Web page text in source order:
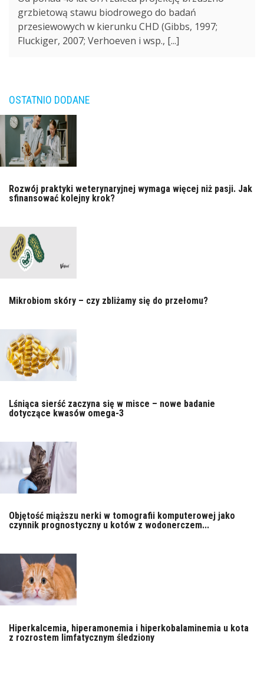
grzbietową stawu biodrowego do badań
przesiewowych w kierunku CHD (Gibbs, 1997;
Fluckiger, 2007; Verhoeven i wsp., [...]
OSTATNIO DODANE
Rozwój praktyki weterynaryjnej wymaga więcej niż pasji. Jak
sfinansować kolejny krok?
Mikrobiom skóry – czy zbliżamy się do przełomu?
Lśniąca sierść zaczyna się w misce – nowe badanie
dotyczące kwasów omega-3
Objętość miąższu nerki w tomografii komputerowej jako
czynnik prognostyczny u kotów z wodonerczem...
Hiperkalcemia, hiperamonemia i hiperkobalaminemia u kota
z rozrostem limfatycznym śledziony